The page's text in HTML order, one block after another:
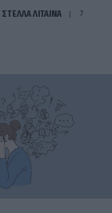
ΣΤΈΛΛΑ ΛΊΤΑΙΝΑ
7